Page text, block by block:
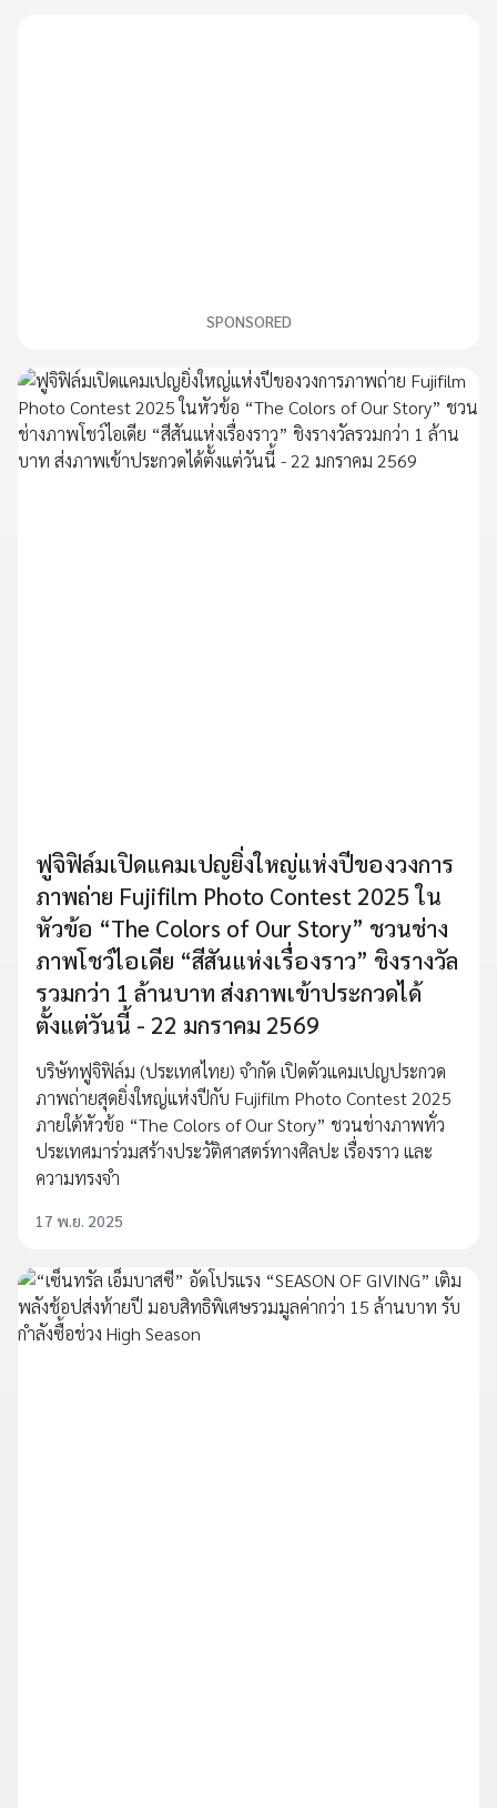
SPONSORED
ฟูจิฟิล์มเปิดแคมเปญยิ่งใหญ่แห่งปีของวงการ
ภาพถ่าย Fujifilm Photo Contest 2025 ใน
หัวข้อ “The Colors of Our Story” ชวนช่าง
ภาพโชว์ไอเดีย “สีสันแห่งเรื่องราว” ชิงรางวัล
รวมกว่า 1 ล้านบาท ส่งภาพเข้าประกวดได้
ตั้งแต่วันนี้ - 22 มกราคม 2569
บริษัทฟูจิฟิล์ม (ประเทศไทย) จำกัด เปิดตัวแคมเปญประกวด
ภาพถ่ายสุดยิ่งใหญ่แห่งปีกับ Fujifilm Photo Contest 2025
ภายใต้หัวข้อ “The Colors of Our Story” ชวนช่างภาพทั่ว
ประเทศมาร่วมสร้างประวัติศาสตร์ทางศิลปะ เรื่องราว และ
ความทรงจำ
17 พ.ย. 2025